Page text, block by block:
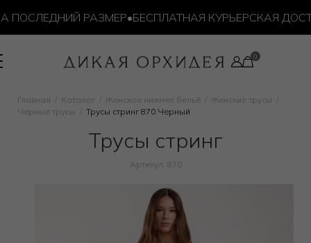
РАЗМЕР•БЕСПЛАТНАЯ КУРЬЕРСКАЯ
Главная Каталог Женское нижнее бельё
Женские трусы
Черные трусы
Трусы стринг 870 Черный
Трусы стринг
Артикул: 870